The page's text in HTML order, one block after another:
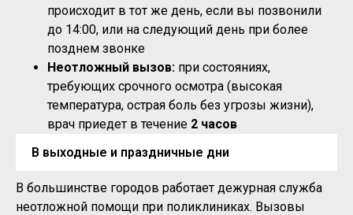
происходит в тот же день, если вы позвонили
до 14:00, или на следующий день при более
позднем звонке
Неотложный вызов: при состояниях,
требующих срочного осмотра (высокая
температура, острая боль без угрозы жизни),
врач приедет в течение 2 часов
В выходные и праздничные дни
В большинстве городов работает дежурная служба
неотложной помощи при поликлиниках. Вызовы